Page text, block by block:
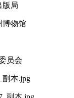
版局
馆
员会